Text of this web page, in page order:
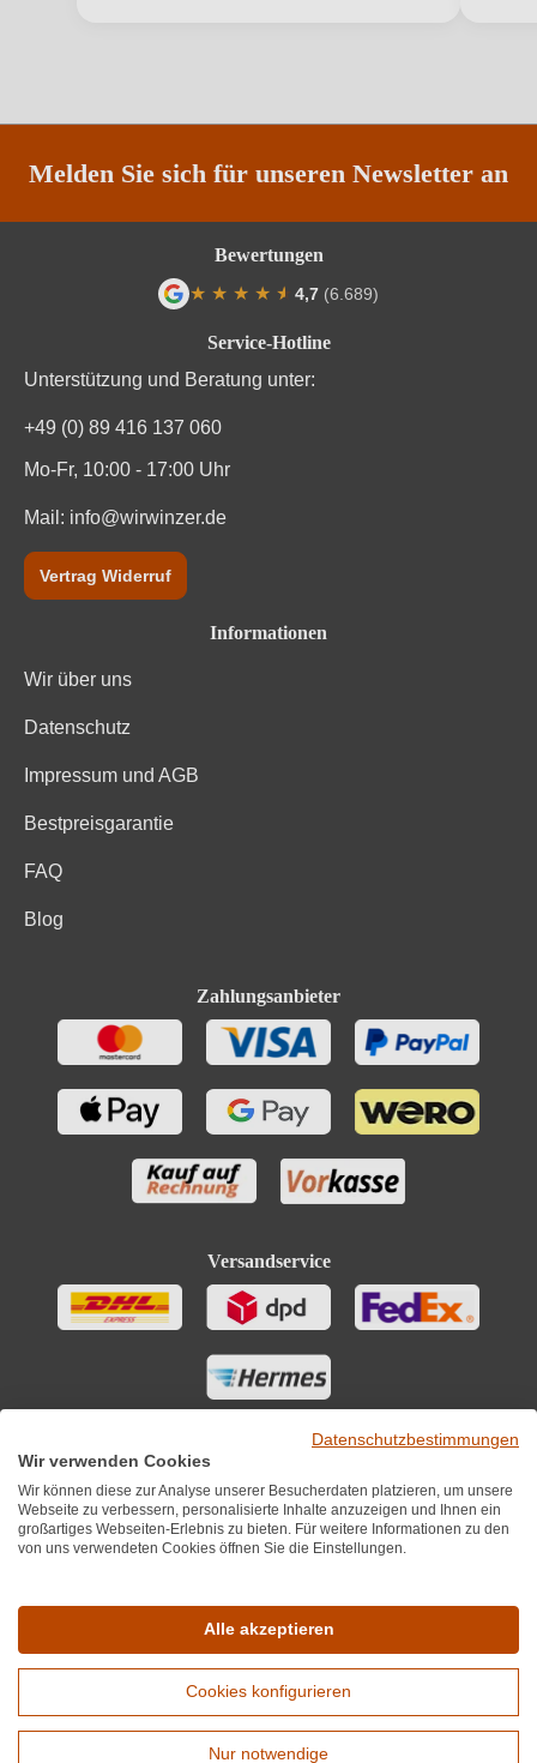
Nährwertangaben
Durchschnittliche nährwertangaben
Brennwert
Trauben, Konservierungsstoffe (Sulfite). Enthält
geringfügige Mengen von Fett, gesättigten Fettsäuren,
Melden Sie sich für unseren Newsletter an
Service-Hotline
Unterstützung und Beratung unter:
+49 (0) 89 416 137 060
Mo-Fr, 10:00 - 17:00 Uhr
Mail: info@wirwinzer.de
Vertrag Widerruf
Informationen
Wir über uns
Datenschutz
Impressum und AGB
Bestpreisgarantie
FAQ
Blog
Zahlungsanbieter
Versandservice
Bewertungen
★ ★ ★ ★ ★
★ 4,7 (6.689)
*Alle Preise inkl. MwST zzgl. 5,90€ Versandkosten je Winzer.
Versandkostenfrei ab 12 Flaschen je Winzer.
Datenschutzbestimmungen
Wir verwenden Cookies
Wir können diese zur Analyse unserer Besucherdaten platzieren, um unsere
Webseite zu verbessern, personalisierte Inhalte anzuzeigen und Ihnen ein
großartiges Webseiten-Erlebnis zu bieten. Für weitere Informationen zu den
von uns verwendeten Cookies öffnen Sie die Einstellungen.
Alle akzeptieren
Cookies konfigurieren
Nur notwendige